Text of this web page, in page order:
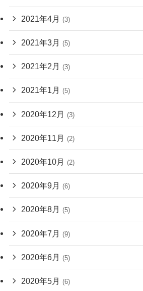
2021年4月 (3)
2021年3月 (5)
2021年2月 (3)
2021年1月 (5)
2020年12月 (3)
2020年11月 (2)
2020年10月 (2)
2020年9月 (6)
2020年8月 (5)
2020年7月 (9)
2020年6月 (5)
2020年5月 (6)